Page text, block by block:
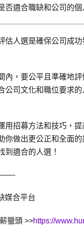
否適合職缺和公司的個
估人選是確保公司成
內，要公平且準確地評
公司文化和職位要求
用招募方法和技巧，
你做出更公正和全面
到適合的人選！
媒合平台
獵頭 >>https://